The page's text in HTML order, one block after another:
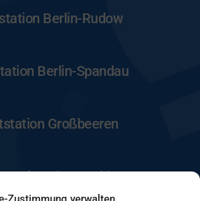
Berlin-Rudow
Berlin-Spandau
Großbeeren
Eberswalde